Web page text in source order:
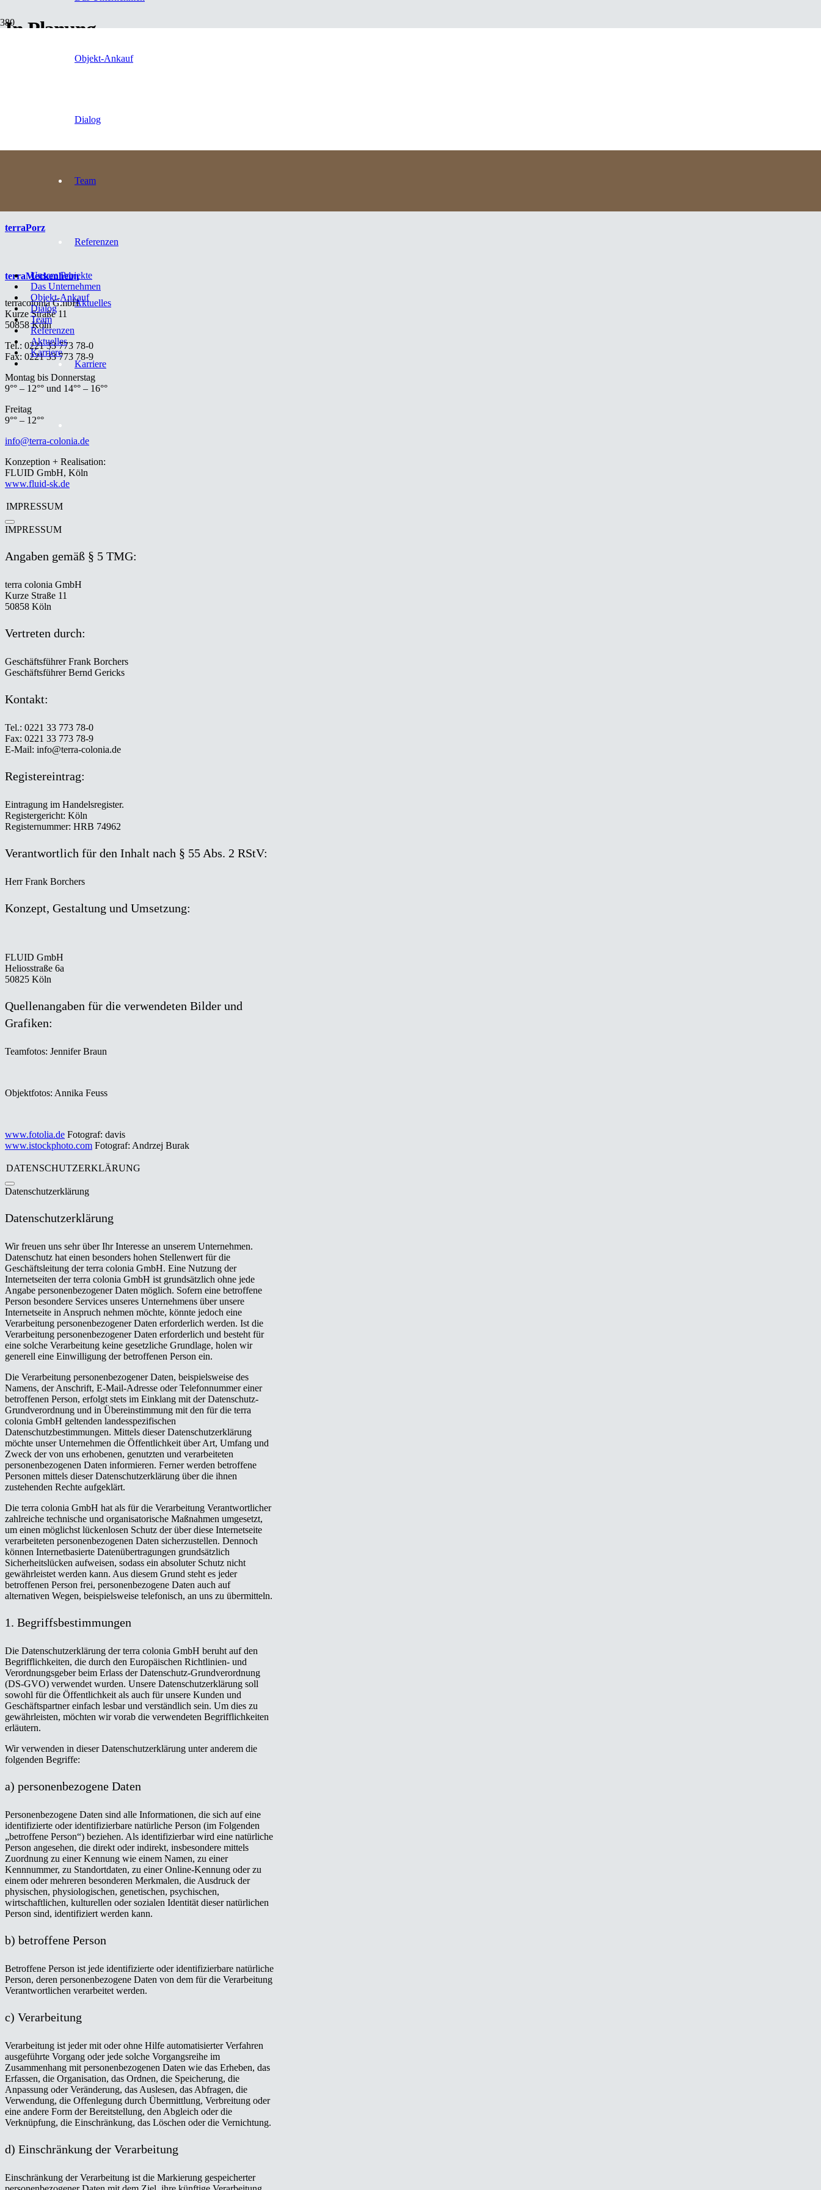
Objekt-Ankauf
Dialog
Team
Referenzen
Aktuelles
Karriere
Unsere Projekte
Das Unternehmen
Objekt-Ankauf
Dialog
Team
Referenzen
Aktuelles
Karriere
In Planung
terraLohmar
terraPorz
terraMeckenheim
terracolonia GmbH
Kurze Straße 11
50858 Köln
Tel.: 0221 33 773 78-0
Fax: 0221 33 773 78-9
Montag bis Donnerstag
9°° – 12°° und 14°° – 16°°
Freitag
9°° – 12°°
info@terra-colonia.de
Konzeption + Realisation:
FLUID GmbH, Köln
www.fluid-sk.de
IMPRESSUM
IMPRESSUM
Angaben gemäß § 5 TMG:
terra colonia GmbH
Kurze Straße 11
50858 Köln
Vertreten durch:
Geschäftsführer Frank Borchers
Geschäftsführer Bernd Gericks
Kontakt:
Tel.: 0221 33 773 78-0
Fax: 0221 33 773 78-9
E-Mail: info@terra-colonia.de
Registereintrag:
Eintragung im Handelsregister.
Registergericht: Köln
Registernummer: HRB 74962
Verantwortlich für den Inhalt nach § 55 Abs. 2 RStV:
Herr Frank Borchers
Konzept, Gestaltung und Umsetzung:
FLUID GmbH
Heliosstraße 6a
50825 Köln
Quellenangaben für die verwendeten Bilder und
Grafiken:
Teamfotos: Jennifer Braun
Objektfotos: Annika Feuss
www.fotolia.de Fotograf: davis
www.istockphoto.com Fotograf: Andrzej Burak
DATENSCHUTZERKLÄRUNG
Datenschutzerklärung
Datenschutzerklärung
Wir freuen uns sehr über Ihr Interesse an unserem Unternehmen.
Datenschutz hat einen besonders hohen Stellenwert für die
Geschäftsleitung der terra colonia GmbH. Eine Nutzung der
Internetseiten der terra colonia GmbH ist grundsätzlich ohne jede
Angabe personenbezogener Daten möglich. Sofern eine betroffene
Person besondere Services unseres Unternehmens über unsere
Internetseite in Anspruch nehmen möchte, könnte jedoch eine
Verarbeitung personenbezogener Daten erforderlich werden. Ist die
Verarbeitung personenbezogener Daten erforderlich und besteht für
eine solche Verarbeitung keine gesetzliche Grundlage, holen wir
generell eine Einwilligung der betroffenen Person ein.
Die Verarbeitung personenbezogener Daten, beispielsweise des
Namens, der Anschrift, E-Mail-Adresse oder Telefonnummer einer
betroffenen Person, erfolgt stets im Einklang mit der Datenschutz-
Grundverordnung und in Übereinstimmung mit den für die terra
colonia GmbH geltenden landesspezifischen
Datenschutzbestimmungen. Mittels dieser Datenschutzerklärung
möchte unser Unternehmen die Öffentlichkeit über Art, Umfang und
Zweck der von uns erhobenen, genutzten und verarbeiteten
personenbezogenen Daten informieren. Ferner werden betroffene
Personen mittels dieser Datenschutzerklärung über die ihnen
zustehenden Rechte aufgeklärt.
Die terra colonia GmbH hat als für die Verarbeitung Verantwortlicher
zahlreiche technische und organisatorische Maßnahmen umgesetzt,
um einen möglichst lückenlosen Schutz der über diese Internetseite
verarbeiteten personenbezogenen Daten sicherzustellen. Dennoch
können Internetbasierte Datenübertragungen grundsätzlich
Sicherheitslücken aufweisen, sodass ein absoluter Schutz nicht
gewährleistet werden kann. Aus diesem Grund steht es jeder
betroffenen Person frei, personenbezogene Daten auch auf
alternativen Wegen, beispielsweise telefonisch, an uns zu übermitteln.
1. Begriffsbestimmungen
Die Datenschutzerklärung der terra colonia GmbH beruht auf den
Begrifflichkeiten, die durch den Europäischen Richtlinien- und
Verordnungsgeber beim Erlass der Datenschutz-Grundverordnung
(DS-GVO) verwendet wurden. Unsere Datenschutzerklärung soll
sowohl für die Öffentlichkeit als auch für unsere Kunden und
Geschäftspartner einfach lesbar und verständlich sein. Um dies zu
gewährleisten, möchten wir vorab die verwendeten Begrifflichkeiten
erläutern.
Wir verwenden in dieser Datenschutzerklärung unter anderem die
folgenden Begriffe:
a) personenbezogene Daten
Personenbezogene Daten sind alle Informationen, die sich auf eine
identifizierte oder identifizierbare natürliche Person (im Folgenden
„betroffene Person“) beziehen. Als identifizierbar wird eine natürliche
Person angesehen, die direkt oder indirekt, insbesondere mittels
Zuordnung zu einer Kennung wie einem Namen, zu einer
Kennnummer, zu Standortdaten, zu einer Online-Kennung oder zu
einem oder mehreren besonderen Merkmalen, die Ausdruck der
physischen, physiologischen, genetischen, psychischen,
wirtschaftlichen, kulturellen oder sozialen Identität dieser natürlichen
Person sind, identifiziert werden kann.
b) betroffene Person
Betroffene Person ist jede identifizierte oder identifizierbare natürliche
Person, deren personenbezogene Daten von dem für die Verarbeitung
Verantwortlichen verarbeitet werden.
c) Verarbeitung
Verarbeitung ist jeder mit oder ohne Hilfe automatisierter Verfahren
ausgeführte Vorgang oder jede solche Vorgangsreihe im
Zusammenhang mit personenbezogenen Daten wie das Erheben, das
Erfassen, die Organisation, das Ordnen, die Speicherung, die
Anpassung oder Veränderung, das Auslesen, das Abfragen, die
Verwendung, die Offenlegung durch Übermittlung, Verbreitung oder
eine andere Form der Bereitstellung, den Abgleich oder die
Verknüpfung, die Einschränkung, das Löschen oder die Vernichtung.
d) Einschränkung der Verarbeitung
Einschränkung der Verarbeitung ist die Markierung gespeicherter